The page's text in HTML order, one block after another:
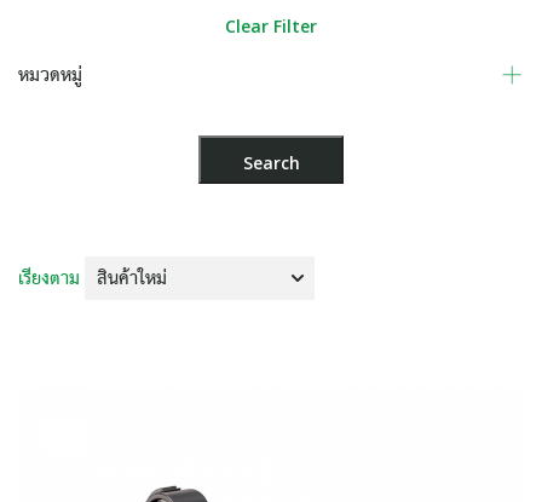
Clear Filter
หมวดหมู่
เรียงตาม